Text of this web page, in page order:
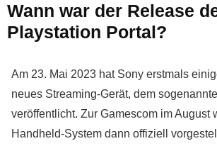
Wann war der Release
Playstation Portal?
Am 23. Mai 2023 hat Sony erstmals
neues Streaming-Gerät, dem
veröffentlicht. Zur Gamescom im August
Handheld-System dann offiziell